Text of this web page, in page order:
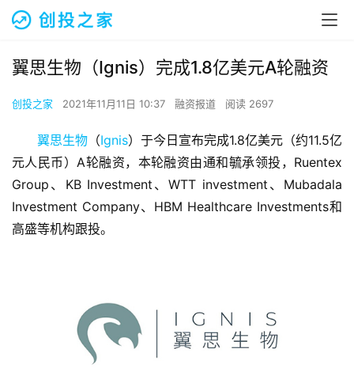
翼思生物（Ignis）完成1.8亿美元A轮融资
创投之家 2021年11月11日 10:37 融资报道 阅读 2697
翼思生物 （Ignis）于今日宣布完成1.8亿美元（约11.5亿
元人民币）A轮融资，本轮融资由通和毓承领投，Ruentex
Group、KB Investment、WTT investment、Mubadala
Investment Company、HBM Healthcare Investments和
高盛等机构跟投。